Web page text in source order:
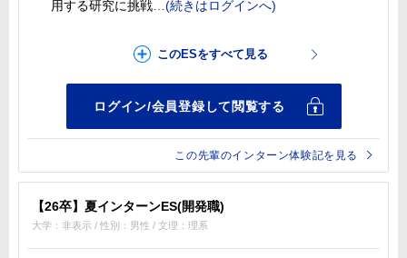
用する研究に挑戦
この先輩のインターン体験記を見る
【26卒】夏インターンES(開発職)
大学：非表示 / 性別：男性 / 文理：理系